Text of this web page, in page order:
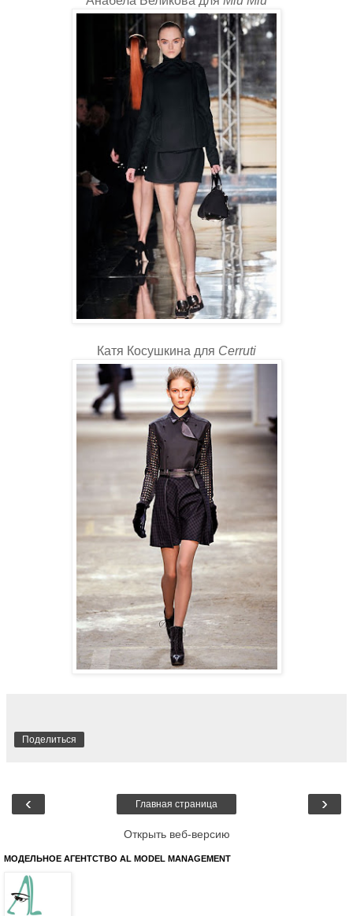
Катя Косушкина для Cerruti
Поделиться
‹ ›
Главная страница
Открыть веб-версию
МОДЕЛЬНОЕ АГЕНТСТВО AL MODEL MANAGEMENT